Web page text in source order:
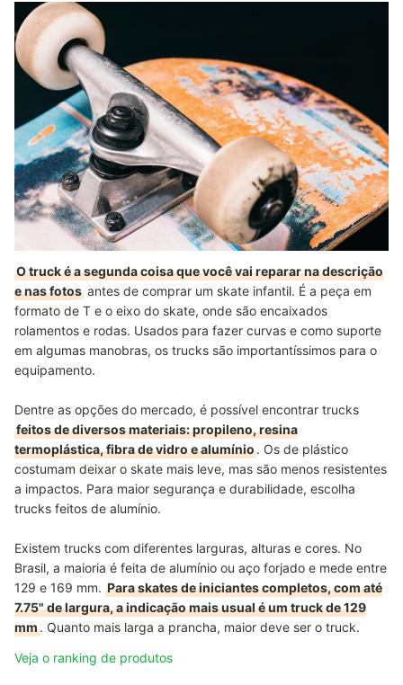
O truck é a segunda coisa que você vai reparar na descrição
e nas fotos antes de comprar um skate infantil. É a peça em
formato de T e o eixo do skate, onde são encaixados
rolamentos e rodas. Usados para fazer curvas e como suporte
em algumas manobras, os trucks são importantíssimos para o
equipamento.
Dentre as opções do mercado, é possível encontrar trucks
feitos de diversos materiais: propileno, resina
termoplástica, fibra de vidro e alumínio. Os de plástico
costumam deixar o skate mais leve, mas são menos resistentes
a impactos. Para maior segurança e durabilidade, escolha
trucks feitos de alumínio.
Existem trucks com diferentes larguras, alturas e cores. No
Brasil, a maioria é feita de alumínio ou aço forjado e mede entre
129 e 169 mm. Para skates de iniciantes completos, com até
7.75" de largura, a indicação mais usual é um truck de 129
mm. Quanto mais larga a prancha, maior deve ser o truck.
Veja o ranking de produtos